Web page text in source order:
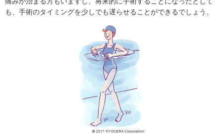
も、手術のタイミングを少しでも遅らせることができるでしょう。